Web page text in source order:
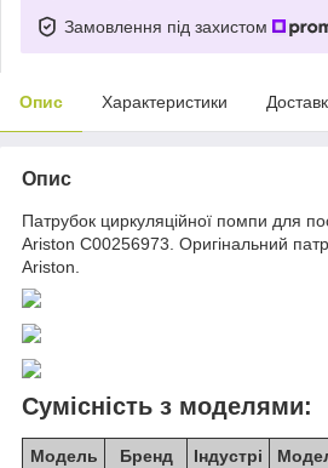
Замовлення під захистом
Опис Характеристики
Опис
Патрубок циркуляційної помпи для
Ariston C00256973. Оригінальний
Ariston.
Сумісність з моделями:
Модель
Бренд
Індустрі